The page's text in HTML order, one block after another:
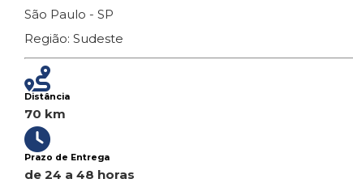
São Paulo - SP
Região: Sudeste
Distância
70 km
Prazo de Entrega
de 24 a 48 horas